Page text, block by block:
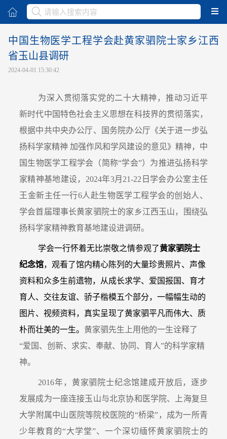
取消
中国生物医学工程学会赴黄家驷院士家乡江西
省玉山县调研
2024-04-01 15:30:42
为深入贯彻落实党的二十大精神，推动习近平
新时代中国特色社会主义思想在科技界的贯彻落实，
根据中共中央办公厅、国务院办公厅《关于进一步弘
扬科学家精神 加强作风和学风建设的意见》精神， 中
国生物医学工程学会（简称“学会”）为推进弘扬科学
家精神基地建设，2024年3月21-22日学会办公室主任
王金新主任一行6人赴生物医学工程学会的创始人、
学会首届理事长黄家驷院士的家乡江西玉山，围绕弘
扬科学家精神教育基地建设进调研。
学会一行怀着无比崇敬之情参观了黄家驷院士
纪念馆，观看了馆内精心陈列的大量珍贵照片、声像
资料和众多生前遗物，从成长求学、爱国报国、育才
育人、交往友谊、骄子楷模五个部分，一幅幅生动的
图片、视频资料，真实呈现了黄家驷平凡而伟大、质
朴而壮美的一生。 黄家驷先生上用他的一生诠释了
“爱国、创新、求实、奉献、协同、育人”的科学家精
神。
2016年，黄家驷院士纪念馆建成开放后，逐步
发展成为一座连接玉山与北京协和医学院、上海复旦
大学附属中山医院等院校医院的“桥梁”，成为一所青
少年教育的“大学堂”、一个深切缅怀黄家驷院士的